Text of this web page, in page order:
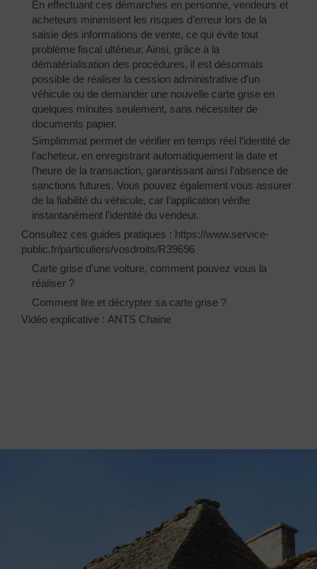
En effectuant ces démarches en personne, vendeurs et
acheteurs minimisent les risques d’erreur lors de la
saisie des informations de vente, ce qui évite tout
problème fiscal ultérieur. Ainsi, grâce à la
dématérialisation des procédures, il est désormais
possible de réaliser la cession administrative d’un
véhicule ou de demander une nouvelle carte grise en
quelques minutes seulement, sans nécessiter de
documents papier.
Simplimmat permet de vérifier en temps réel l’identité de
l’acheteur, en enregistrant automatiquement la date et
l’heure de la transaction, garantissant ainsi l’absence de
sanctions futures. Vous pouvez également vous assurer
de la fiabilité du véhicule, car l’application vérifie
instantanément l’identité du vendeur.
Consultez ces guides pratiques : https://www.service-
public.fr/particuliers/vosdroits/R39696
Carte grise d’une voiture, comment pouvez vous la
réaliser ?
Comment lire et décrypter sa carte grise ?
Vidéo explicative : ANTS Chaine